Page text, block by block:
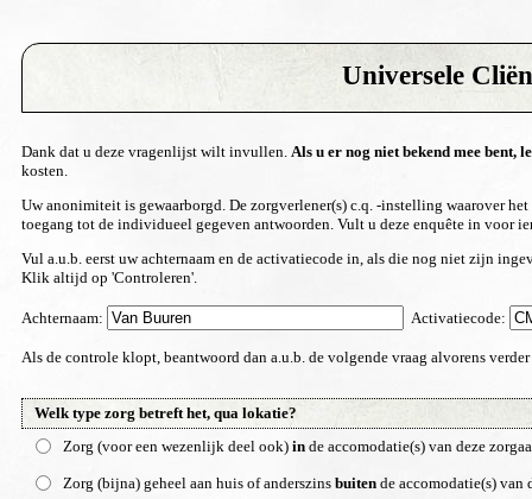
Universele
Dank dat u deze vragenlijst wilt invullen. Als u er nog niet bekend mee bent,
kosten.
Uw anonimiteit is gewaarborgd. De zorgverlener(s) c.q. -instelling waarover
toegang tot de individueel gegeven antwoorden. Vult u deze enquête in voor
Vul a.u.b. eerst uw achternaam en de activatiecode in, als die nog niet zijn
Klik altijd op 'Controleren'.
Achternaam: Activatiecode:
Als de controle klopt, beantwoord dan a.u.b. de volgende vraag alvorens verder
Welk type zorg betreft het, qua lokatie?
Zorg (voor een wezenlijk deel ook) in de accomodatie(s) van deze
Zorg (bijna) geheel aan huis of anderszins buiten de accomodatie(s) van